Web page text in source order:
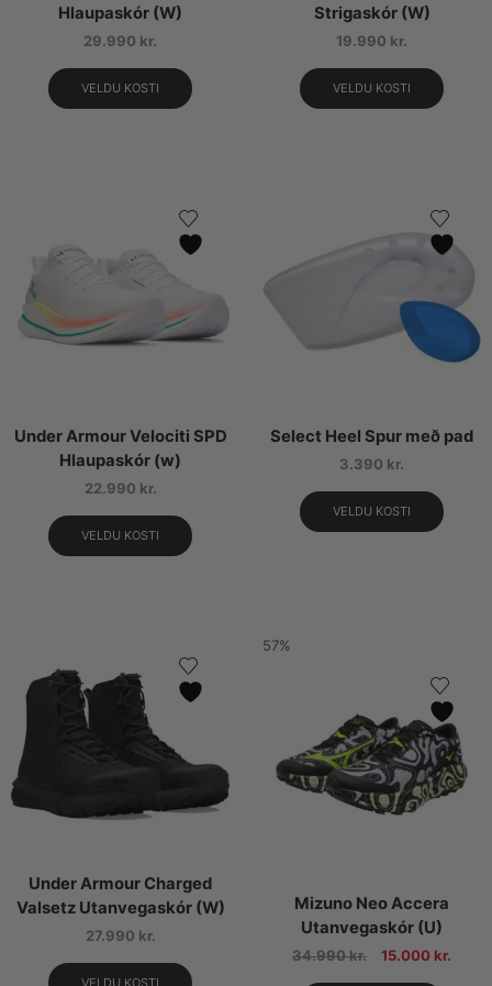
Hlaupaskór (W)
29.990 kr.
VELDU KOSTI
Strigaskór (W)
19.990 kr.
VELDU KOSTI
Under Armour Velociti SPD
Hlaupaskór (w)
22.990 kr.
VELDU KOSTI
Select Heel Spur með pad
3.390 kr.
VELDU KOSTI
Under Armour Charged
Valsetz Utanvegaskór (W)
27.990 kr.
VELDU KOSTI
57%
Mizuno Neo Accera
Utanvegaskór (U)
34.990kr. 15.000 kr.